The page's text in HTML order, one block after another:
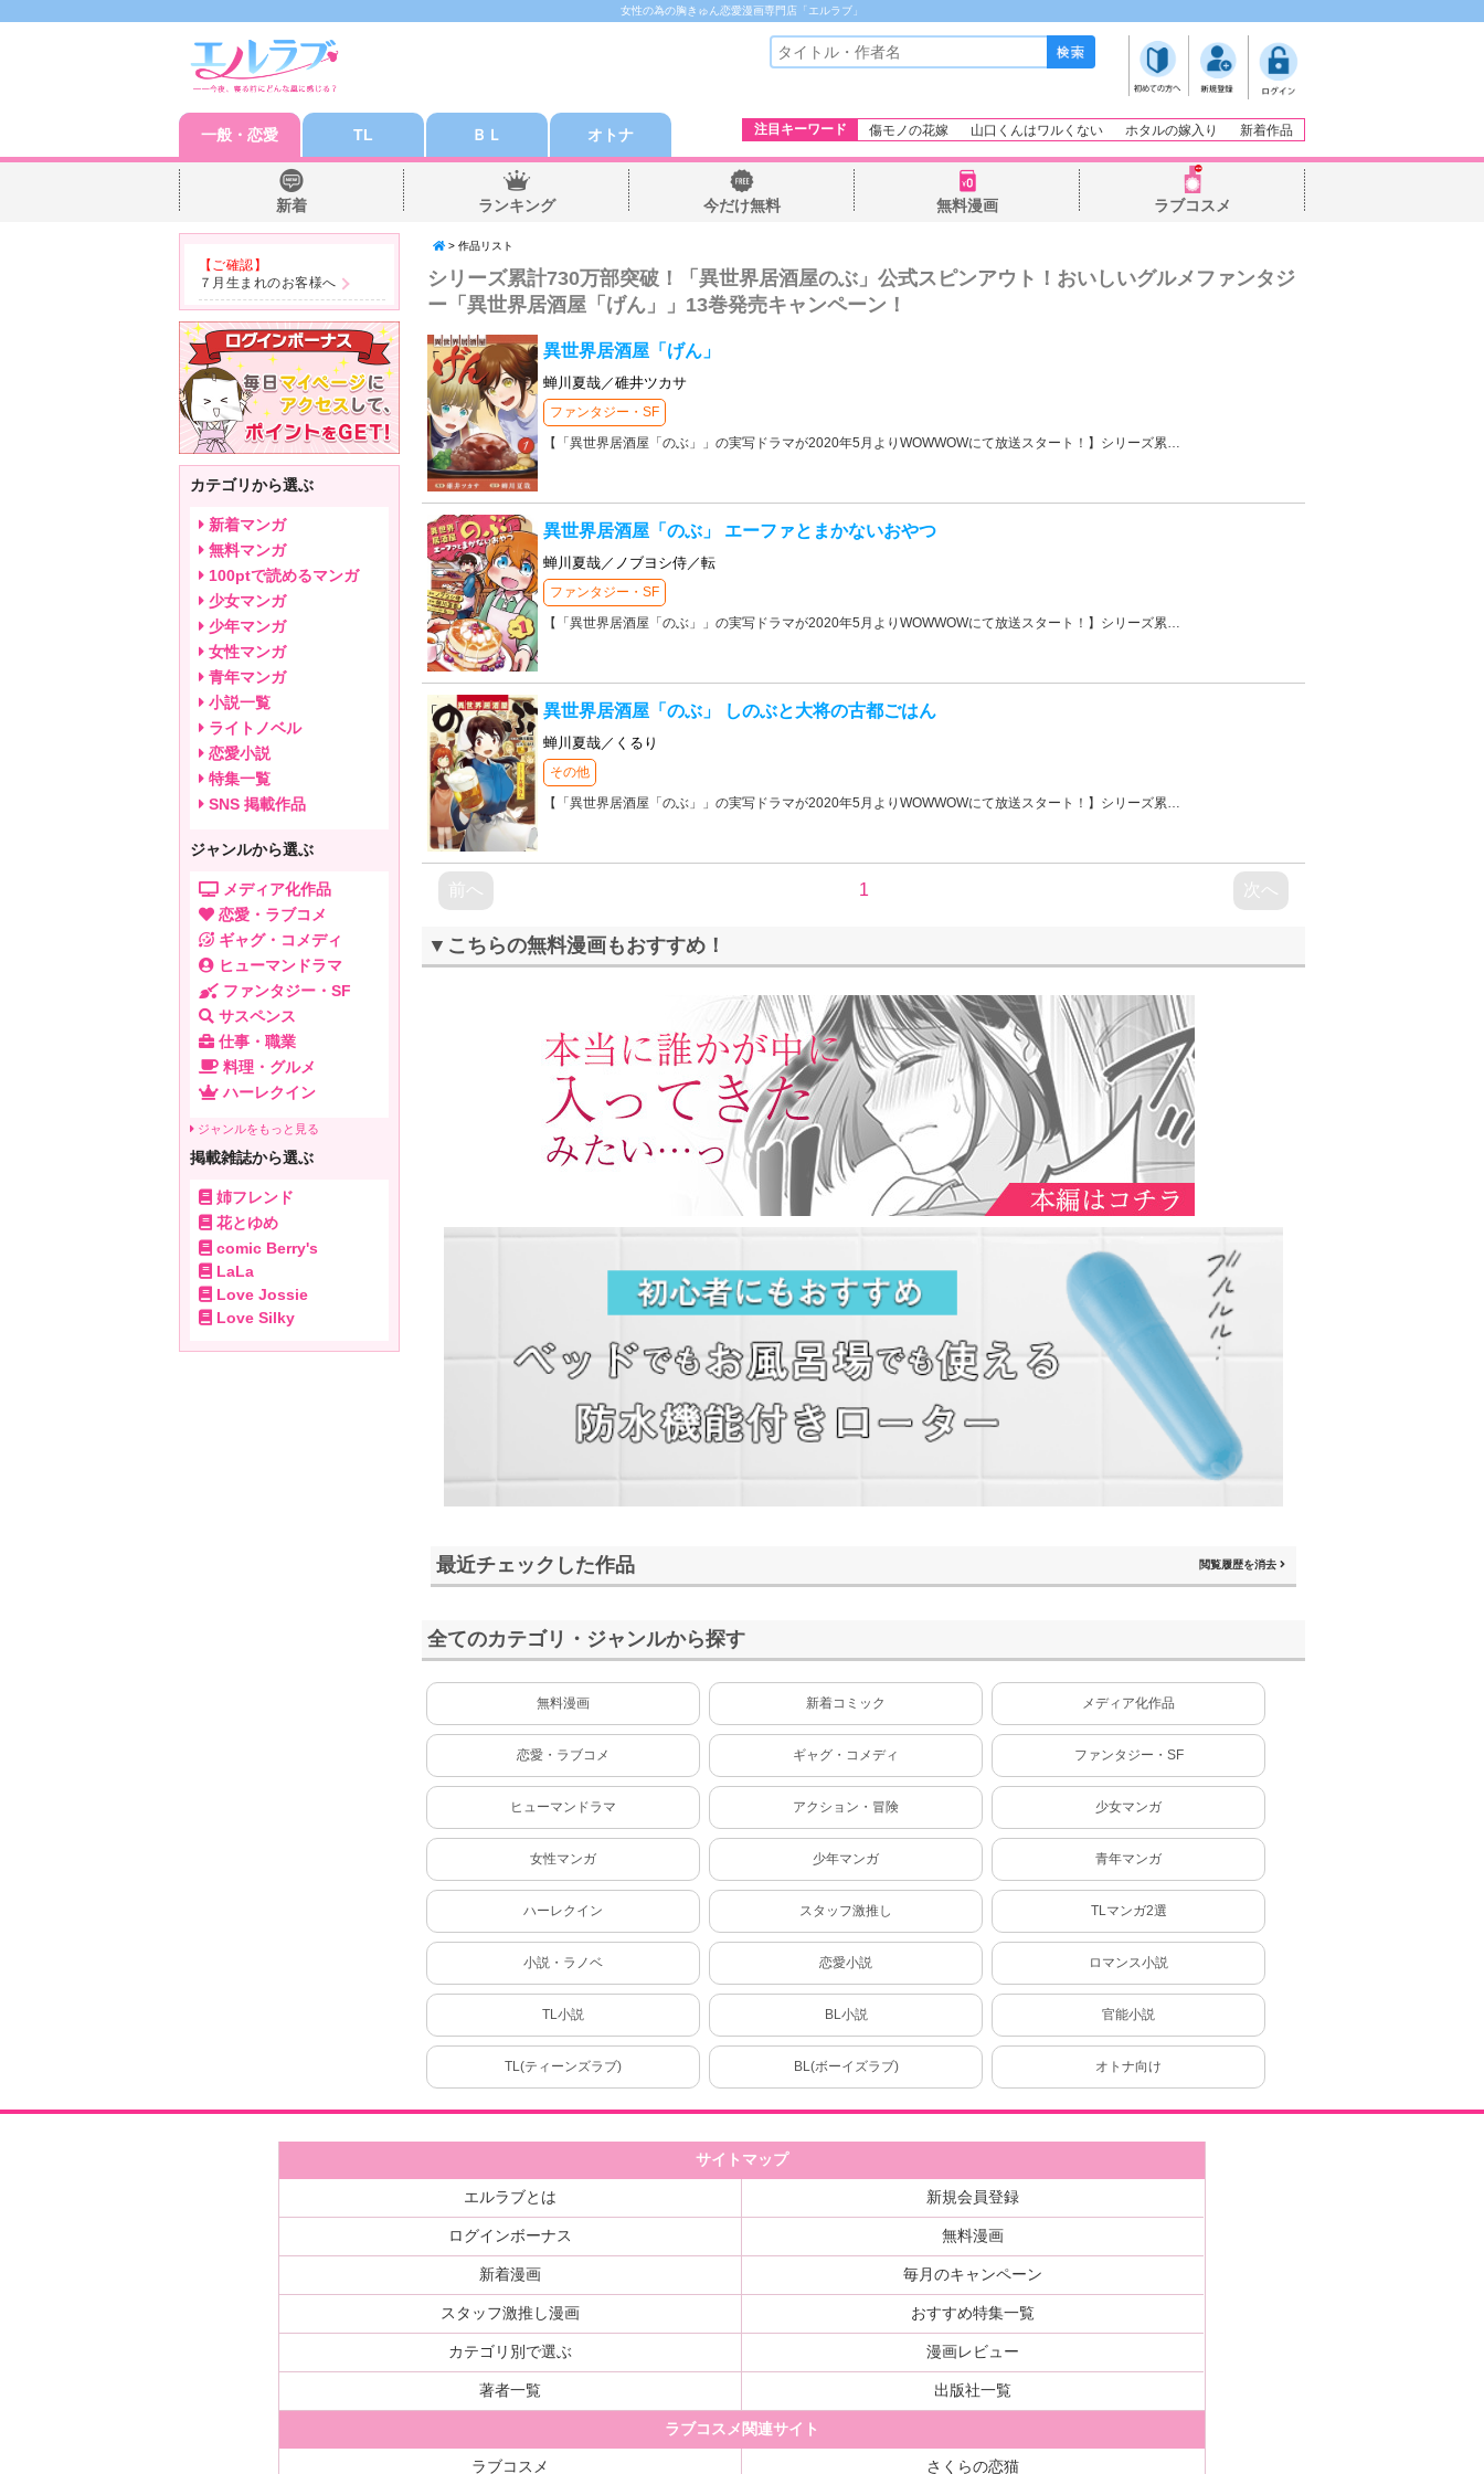
女性の為の胸きゅん恋愛漫画専門店「エルラブ」
一般・恋愛 TL ＢＬ オトナ 注目キーワード 傷モノの花嫁 山口くんはワルくない ホタルの嫁入り 新着作品
新着 ランキング 今だけ無料 無料漫画 ラブコスメ
> 作品リスト
シリーズ累計730万部突破！「異世界居酒屋のぶ」公式スピンアウト！おいしいグルメファンタジ
ー「異世界居酒屋「げん」」13巻発売キャンペーン！
異世界居酒屋「げん」
蝉川夏哉／碓井ツカサ
ファンタジー・SF
【「異世界居酒屋「のぶ」」の実写ドラマが2020年5月よりWOWWOWにて放送スタート！】シリーズ累…
異世界居酒屋「のぶ」 エーファとまかないおやつ
蝉川夏哉／ノブヨシ侍／転
ファンタジー・SF
【「異世界居酒屋「のぶ」」の実写ドラマが2020年5月よりWOWWOWにて放送スタート！】シリーズ累…
異世界居酒屋「のぶ」 しのぶと大将の古都ごはん
蝉川夏哉／くるり
その他
【「異世界居酒屋「のぶ」」の実写ドラマが2020年5月よりWOWWOWにて放送スタート！】シリーズ累…
前へ 1 次へ
▼こちらの無料漫画もおすすめ！
最近チェックした作品 閲覧履歴を消去
全てのカテゴリ・ジャンルから探す
無料漫画 新着コミック メディア化作品
恋愛・ラブコメ ギャグ・コメディ ファンタジー・SF
ヒューマンドラマ アクション・冒険 少女マンガ
女性マンガ 少年マンガ 青年マンガ
ハーレクイン スタッフ激推し TLマンガ2選
小説・ラノベ 恋愛小説 ロマンス小説
TL小説 BL小説 官能小説
TL(ティーンズラブ) BL(ボーイズラブ) オトナ向け
【ご確認】
７月生まれのお客様へ
カテゴリから選ぶ
新着マンガ
無料マンガ
100ptで読めるマンガ
少女マンガ
少年マンガ
女性マンガ
青年マンガ
小説一覧
ライトノベル
恋愛小説
特集一覧
SNS 掲載作品
ジャンルから選ぶ
メディア化作品
恋愛・ラブコメ
ギャグ・コメディ
ヒューマンドラマ
ファンタジー・SF
サスペンス
仕事・職業
料理・グルメ
ハーレクイン
ジャンルをもっと見る
掲載雑誌から選ぶ
姉フレンド
花とゆめ
comic Berry's
LaLa
Love Jossie
Love Silky
サイトマップ
エルラブとは 新規会員登録
ログインボーナス 無料漫画
新着漫画 毎月のキャンペーン
スタッフ激推し漫画 おすすめ特集一覧
カテゴリ別で選ぶ 漫画レビュー
著者一覧 出版社一覧
ラブコスメ関連サイト
ラブコスメ さくらの恋猫